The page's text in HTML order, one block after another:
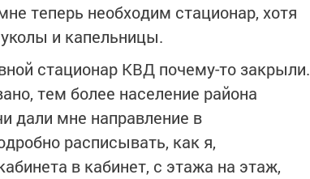
теперь необходим стационар, хотя
и капельницы.
стационар КВД почему-то закрыли.
тем более население района
дали мне направление в
расписывать, как я,
в кабинет, с этажа на этаж,